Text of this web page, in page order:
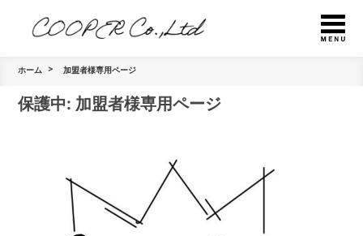
ホーム 加盟者様専用ページ
保護中: 加盟者様専用ページ